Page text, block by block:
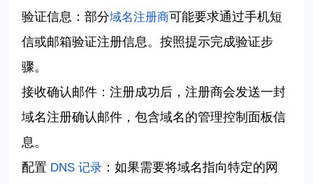
验证信息：部分域名注册商可能要求通过手机短
信或邮箱验证注册信息。按照提示完成验证步
骤。
接收确认邮件：注册成功后，注册商会发送一封
域名注册确认邮件，包含域名的管理控制面板信
息。
配置 DNS 记录 ：如果需要将域名指向特定的网